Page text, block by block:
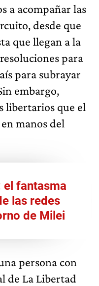
a acompañar las
desde que
que llegan a la
para
para subrayar
embargo,
libertarios que el
manos del
el fantasma
las redes
de Milei
persona con
de La Libertad